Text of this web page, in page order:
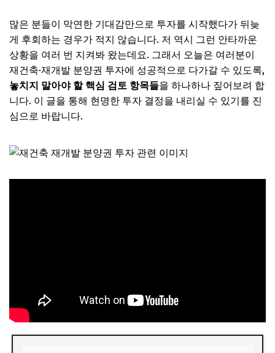
많은 분들이 막연한 기대감만으로 투자를 시작했다가 뒤늦
게 후회하는 경우가 적지 않습니다. 저 역시 그런 안타까운
상황을 여러 번 지켜봐 왔는데요. 그래서 오늘은 여러분이
재건축·재개발 분양권 투자에 성공적으로 다가갈 수 있도록,
놓치지 말아야 할 핵심 검토 항목들을 하나하나 짚어보려 합
니다. 이 글을 통해 현명한 투자 결정을 내리실 수 있기를 진
심으로 바랍니다.